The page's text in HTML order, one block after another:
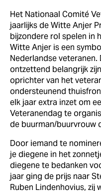
Het Nationaal Comité
jaarlijks de Witte Anjer
bijzondere rol spelen in
Witte Anjer is een
Nederlandse veteranen.
ontzettend belangrijk
oprichter van het
ondersteunend
elk jaar extra inzet om
Veteranendag te
de buurman/buurvrouw
Door iemand te
je diegene in het
diegene te bedanken
jaar ging de prijs naar
Ruben Lindenhovius, zij